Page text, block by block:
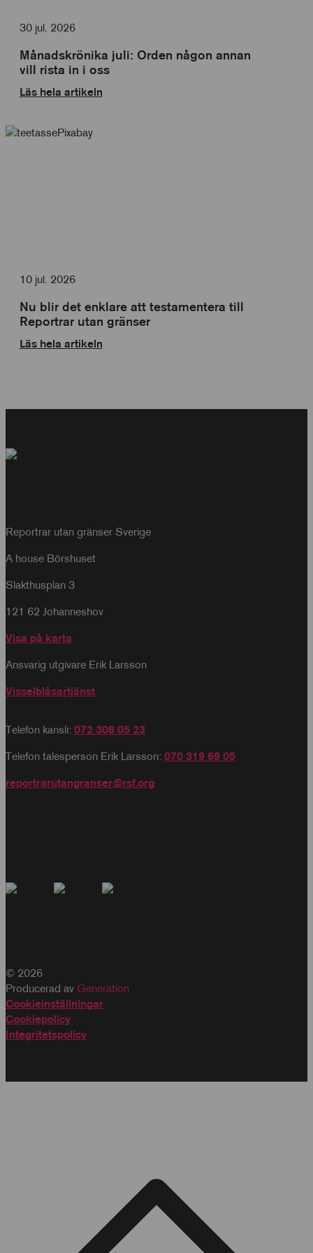
30 jul. 2026
Månadskrönika juli: Orden någon annan
vill rista in i oss
Läs hela artikeln
10 jul. 2026
Nu blir det enklare att testamentera till
Reportrar utan gränser
Läs hela artikeln
Reportrar utan gränser Sverige
A house Börshuset
Slakthusplan 3
121 62 Johanneshov
Visa på karta
Ansvarig utgivare Erik Larsson
Visselblåsartjänst
Telefon kansli: 072 308 05 23
Telefon talesperson Erik Larsson: 070 319 69 05
reportrarutangranser@rsf.org
© 2026
Producerad av Generation
Cookieinställningar
Cookiepolicy
Integritetspolicy